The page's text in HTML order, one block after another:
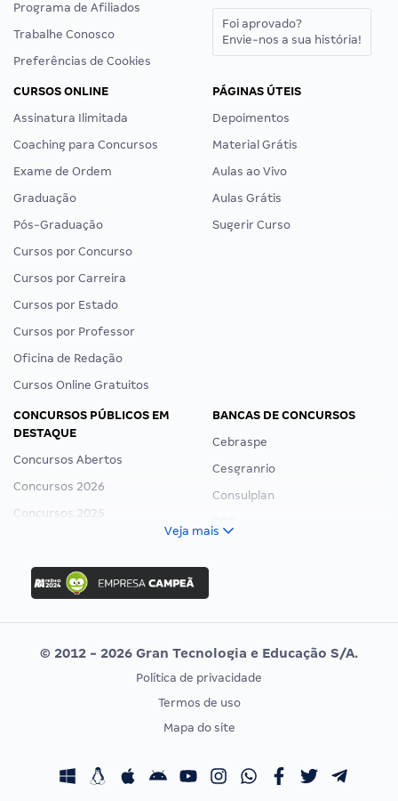
Programa de Afiliados
Trabalhe Conosco
Preferências de Cookies
Foi aprovado?
Envie-nos a sua história!
CURSOS ONLINE
Assinatura Ilimitada
Coaching para Concursos
Exame de Ordem
Graduação
Pós-Graduação
Cursos por Concurso
Cursos por Carreira
Cursos por Estado
Cursos por Professor
Oficina de Redação
Cursos Online Gratuitos
PÁGINAS ÚTEIS
Depoimentos
Material Grátis
Aulas ao Vivo
Aulas Grátis
Sugerir Curso
CONCURSOS PÚBLICOS EM
DESTAQUE
Concursos Abertos
Concursos 2026
Concursos 2025
Concurso Ibama
Concurso MPU
Editais publicados
BANCAS DE CONCURSOS
Cebraspe
Cesgranrio
Consulplan
Vunesp
CONCURSOS POR PROFISSÃO
Concursos Fiscais
EXAME DE ORDEM
Calendário OAB
Veja mais
© 2012 - 2026 Gran Tecnologia e Educação S/A.
Política de privacidade
Termos de uso
Mapa do site